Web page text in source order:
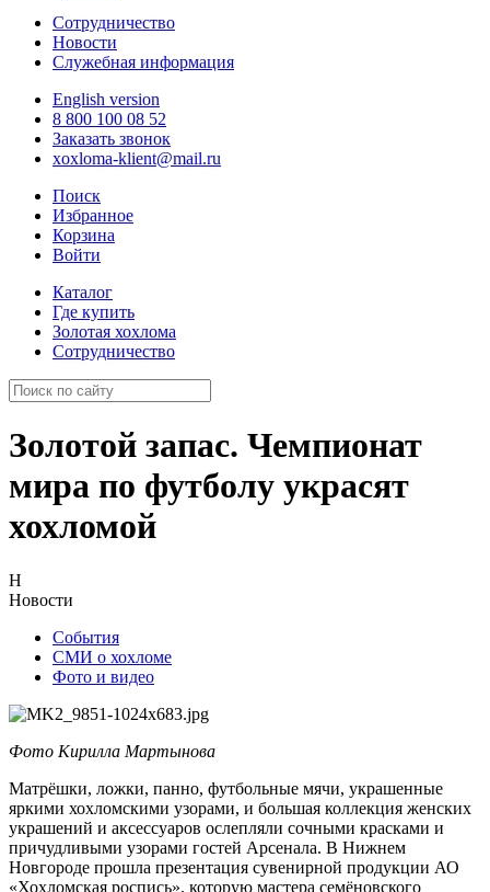
Сотрудничество
Новости
Служебная информация
English version
8 800 100 08 52
Заказать звонок
xoxloma-klient@mail.ru
Поиск
Избранное
Корзина
Войти
Каталог
Где купить
Золотая хохлома
Сотрудничество
Золотой запас. Чемпионат
мира по футболу украсят
хохломой
Н
Новости
События
СМИ о хохломе
Фото и видео
Фото Кирилла Мартынова
Матрёшки, ложки, панно, футбольные мячи, украшенные
яркими хохломскими узорами, и большая коллекция женских
украшений и аксессуаров ослепляли сочными красками и
причудливыми узорами гостей Арсенала. В Нижнем
Новгороде прошла презентация сувенирной продукции АО
«Хохломская роспись», которую мастера семёновского